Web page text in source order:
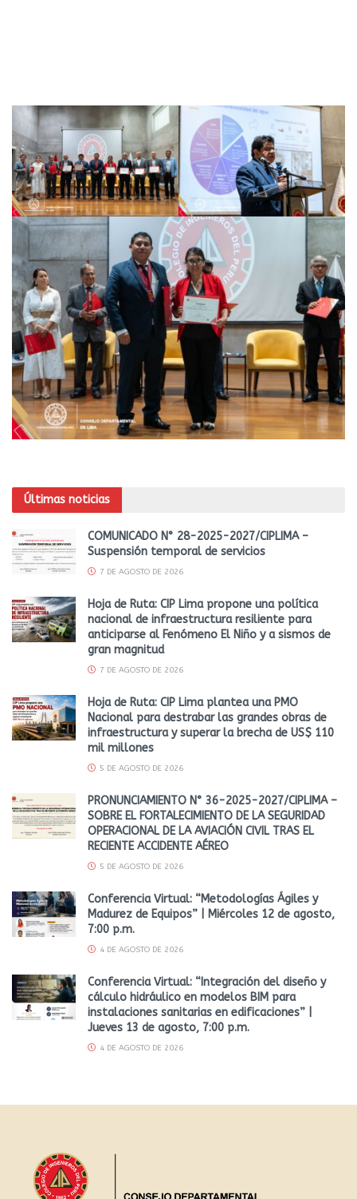
Últimas noticias
COMUNICADO N° 28-2025-2027/CIPLIMA –
Suspensión temporal de servicios
7 DE AGOSTO DE 2026
Hoja de Ruta: CIP Lima propone una política
nacional de infraestructura resiliente para
anticiparse al Fenómeno El Niño y a sismos de
gran magnitud
7 DE AGOSTO DE 2026
Hoja de Ruta: CIP Lima plantea una PMO
Nacional para destrabar las grandes obras de
infraestructura y superar la brecha de US$ 110
mil millones
5 DE AGOSTO DE 2026
PRONUNCIAMIENTO N° 36-2025-2027/CIPLIMA –
SOBRE EL FORTALECIMIENTO DE LA SEGURIDAD
OPERACIONAL DE LA AVIACIÓN CIVIL TRAS EL
RECIENTE ACCIDENTE AÉREO
5 DE AGOSTO DE 2026
Conferencia Virtual: “Metodologías Ágiles y
Madurez de Equipos” | Miércoles 12 de agosto,
7:00 p.m.
4 DE AGOSTO DE 2026
Conferencia Virtual: “Integración del diseño y
cálculo hidráulico en modelos BIM para
instalaciones sanitarias en edificaciones” |
Jueves 13 de agosto, 7:00 p.m.
4 DE AGOSTO DE 2026